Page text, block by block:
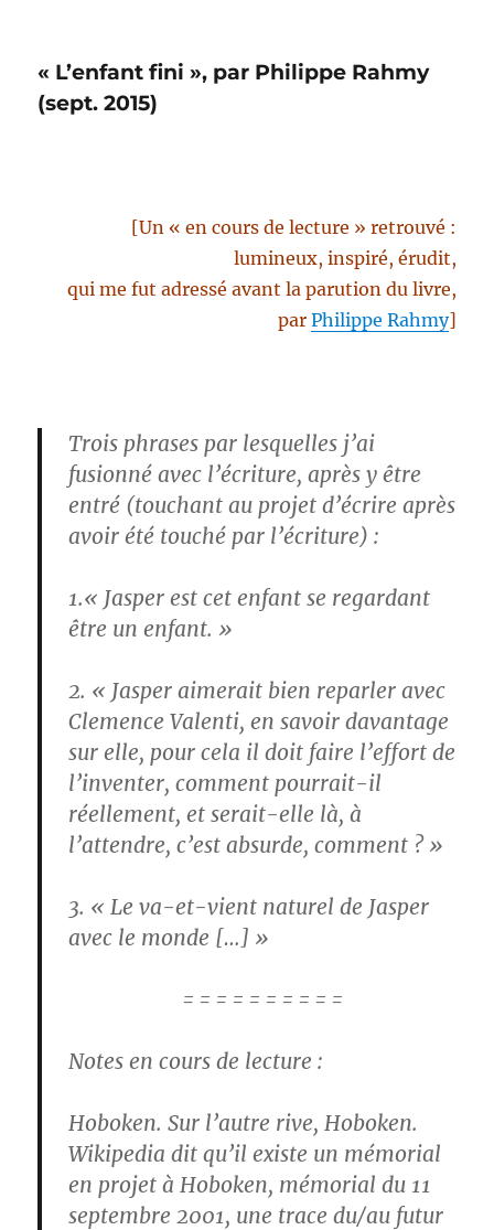
plafonniers »
*
« L’enfant fini », par Philippe Rahmy
(sept. 2015)
[Un « en cours de lecture » retrouvé :
lumineux, inspiré, érudit,
qui me fut adressé avant la parution du livre,
par Philippe Rahmy]
Trois phrases par lesquelles j’ai
fusionné avec l’écriture, après y être
entré (touchant au projet d’écrire après
avoir été touché par l’écriture) :
1.« Jasper est cet enfant se regardant
être un enfant. »
2. « Jasper aimerait bien reparler avec
Clemence Valenti, en savoir davantage
sur elle, pour cela il doit faire l’effort de
l’inventer, comment pourrait-il
réellement, et serait-elle là, à
l’attendre, c’est absurde, comment ? »
3. « Le va-et-vient naturel de Jasper
avec le monde […] »
= = = = = = = = = =
Notes en cours de lecture :
Hoboken. Sur l’autre rive, Hoboken.
Wikipedia dit qu’il existe un mémorial
en projet à Hoboken, mémorial du 11
septembre 2001, une trace du/au futur